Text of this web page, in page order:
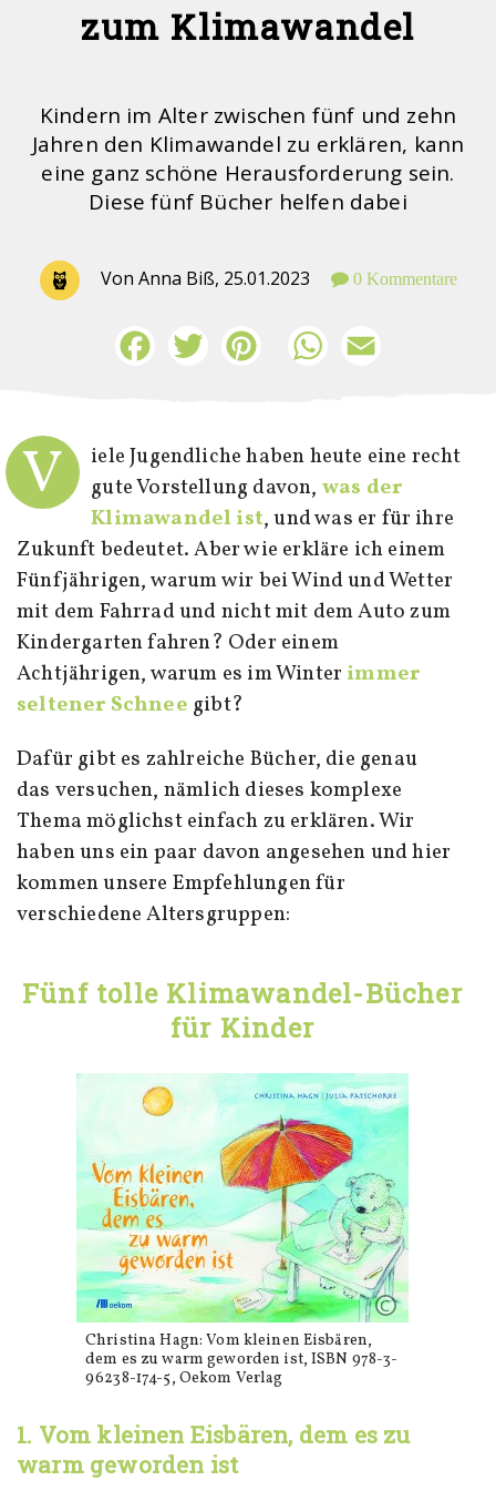
zum Klimawandel
Kindern im Alter zwischen fünf und zehn
Jahren den Klimawandel zu erklären, kann
eine ganz schöne Herausforderung sein.
Diese fünf Bücher helfen dabei
Von Anna Biß, 25.01.2023 0 Kommentare
FacebookTwitter Pinterest WhatsApp
V
iele Jugendliche haben heute eine recht
gute Vorstellung davon, was der
Klimawandel ist, und was er für ihre
Zukunft bedeutet. Aber wie erkläre ich einem
Fünfjährigen, warum wir bei Wind und Wetter
mit dem Fahrrad und nicht mit dem Auto zum
Kindergarten fahren? Oder einem
Achtjährigen, warum es im Winter immer
seltener Schnee gibt?
Dafür gibt es zahlreiche Bücher, die genau
das versuchen, nämlich dieses komplexe
Thema möglichst einfach zu erklären. Wir
haben uns ein paar davon angesehen und hier
kommen unsere Empfehlungen für
verschiedene Altersgruppen:
Fünf tolle Klimawandel-Bücher
für Kinder
Christina Hagn: Vom kleinen Eisbären,
dem es zu warm geworden ist, ISBN 978-3-
96238-174-5, Oekom Verlag
1. Vom kleinen Eisbären, dem es zu
warm geworden ist